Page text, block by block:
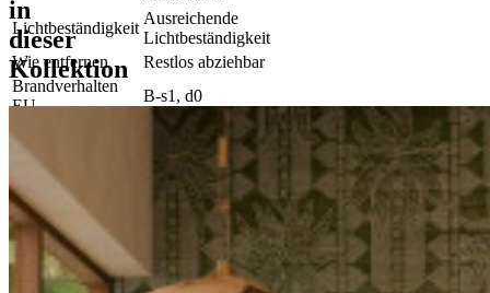
Lichtbeständigkeit
Ausreichende
Lichtbeständigkeit
Wie entfernen
Restlos abziehbar
Brandverhalten
EU
B-s1, d0
US
Wartung
Sehr leicht
wasserbeständig
zum Zeitpunkt der
Verarbeitung
Kleisterflecken
in
dieser
Kollektion